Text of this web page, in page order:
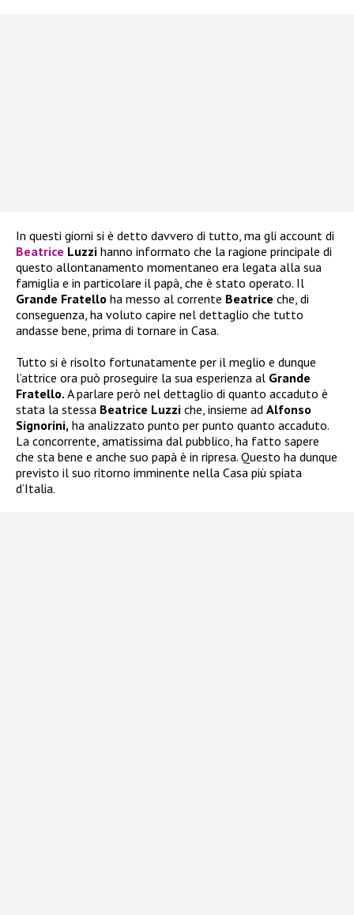
In questi giorni si è detto davvero di tutto, ma gli account di
Beatrice Luzzi hanno informato che la ragione principale di
questo allontanamento momentaneo era legata alla sua
famiglia e in particolare il papà, che è stato operato. Il
Grande Fratello ha messo al corrente Beatrice che, di
conseguenza, ha voluto capire nel dettaglio che tutto
andasse bene, prima di tornare in Casa.
Tutto si è risolto fortunatamente per il meglio e dunque
l’attrice ora può proseguire la sua esperienza al Grande
Fratello. A parlare però nel dettaglio di quanto accaduto è
stata la stessa Beatrice Luzzi che, insieme ad Alfonso
Signorini, ha analizzato punto per punto quanto accaduto.
La concorrente, amatissima dal pubblico, ha fatto sapere
che sta bene e anche suo papà è in ripresa. Questo ha dunque
previsto il suo ritorno imminente nella Casa più spiata
d’Italia.